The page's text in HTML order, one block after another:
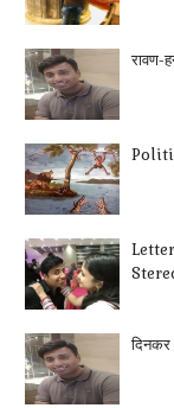
रावण-
दिनकर